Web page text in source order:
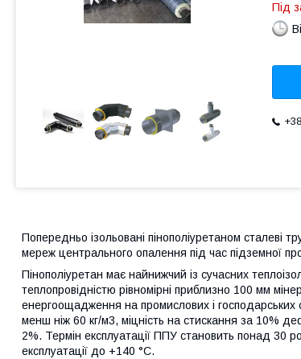
Під
Попередньо ізольовані пінополіуретаном сталеві
мереж центрального опалення під час підземної
Пінополіуретан має найнижчий із сучасних
теплопровідністю рівномірні приблизно 100 мм
енергоощадження на промислових і господарських
менш ніж 60 кг/м3, міцність на стискання за 10%
2%. Термін експлуатації ППУ становить понад 30
експлуатації до +140 °C.